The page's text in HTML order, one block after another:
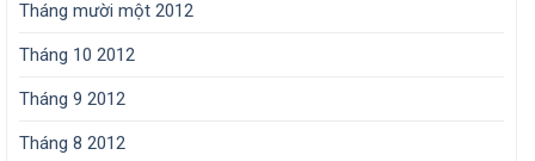
Tháng mười một 2012
Tháng 10 2012
Tháng 9 2012
Tháng 8 2012